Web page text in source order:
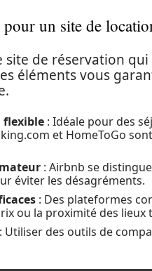
un site de
de réservation
éléments vous
flexible : Idéale pour des
et HomeToGo
: Airbnb se
éviter les désagréments.
: Des plateformes
ou la proximité des
: Utiliser des outils de